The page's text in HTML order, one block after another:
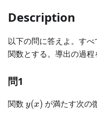
Description
以下の問に答えよ。す
関数とする。導出の過程
問1
関数 y(x)
y(x) が満たす次の